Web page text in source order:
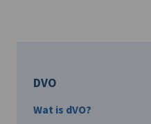
DVO
Wat is dVO?